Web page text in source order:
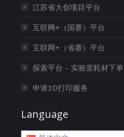
江苏省大创项目平台
互联网+（国赛）平台
互联网+（省赛）平台
探索平台 – 实验室耗材下单
申请3D打印服务
Language